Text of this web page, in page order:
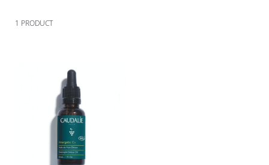
1 PRODUCT
verlanglijst